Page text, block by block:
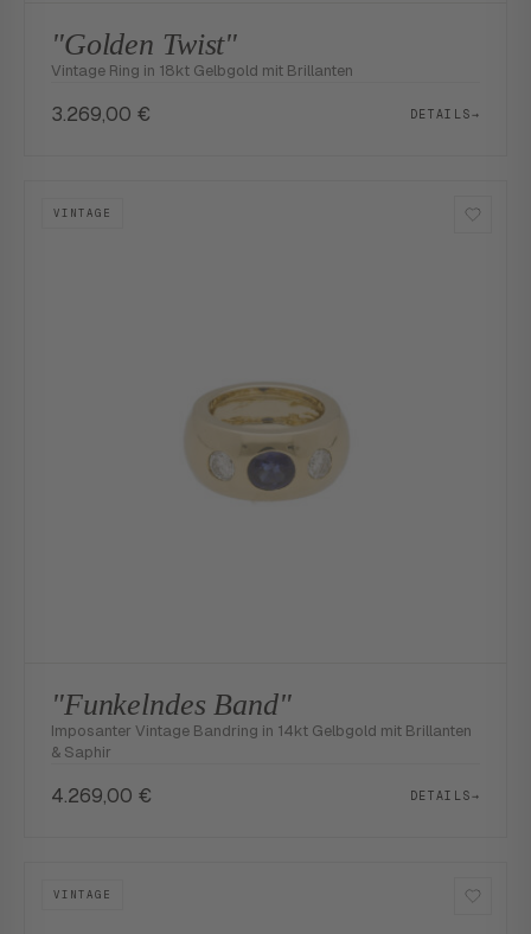
"Golden Twist"
Vintage Ring in 18kt Gelbgold mit Brillanten
3.269,00 € DETAILS→
VINTAGE
"Funkelndes Band"
Imposanter Vintage Bandring in 14kt Gelbgold mit Brillanten
& Saphir
4.269,00 € DETAILS→
VINTAGE